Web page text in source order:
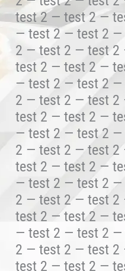
test 2 — test 2 —
— test 2 — test 2
2 — test 2 — test
test 2 — test 2 —
— test 2 — test 2
2 — test 2 — test
test 2 — test 2 —
— test 2 — test 2
2 — test 2 — test
test 2 — test 2 —
— test 2 — test 2
2 — test 2 — test
test 2 — test 2 —
— test 2 — test 2
2 — test 2 — test
test 2 — test 2 —